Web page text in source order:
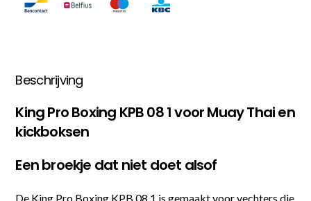
Beschrijving
King Pro Boxing KPB 08 1 voor Muay Thai en
kickboksen
Een broekje dat niet doet alsof
De King Pro Boxing KPB 08 1 is gemaakt voor vechters die